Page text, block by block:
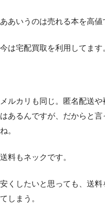
ああいうのは売れる本を高値
今は宅配買取を利用してます
メルカリも同じ。匿名配送
はあるんですが、だからと
ね。
送料もネックです。
安くしたいと思っても、送
てしまう。